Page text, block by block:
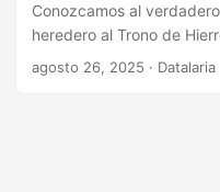
Conozcamos al
heredero al Trono de
moderna y pionero de la
agosto 26, 2025 · Datalaria